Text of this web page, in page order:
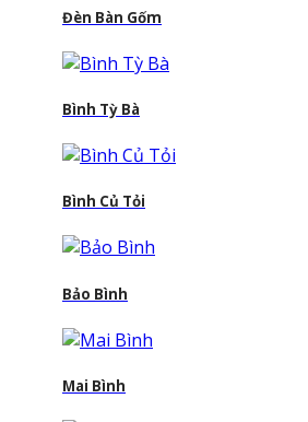
Đèn Bàn Gốm
Bình Tỳ Bà
Bình Củ Tỏi
Bảo Bình
Mai Bình